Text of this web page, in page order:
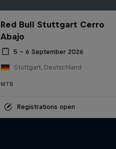
Red Bull Stuttgart Cerro
Abajo
5 – 6 September 2026
Stuttgart, Deutschland
MTB
Registrations open